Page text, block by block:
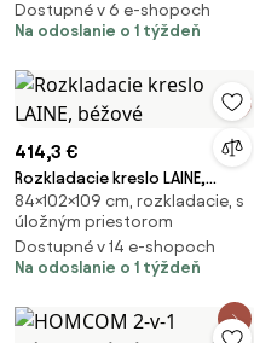
Dostupné v 6 e-shopoch
Na odoslanie o 1 týždeň
414,3 €
Rozkladacie kreslo LAINE,
béžové
84×102×109 cm, rozkladacie, s
úložným priestorom
Dostupné v 14 e-shopoch
Na odoslanie o 1 týždeň